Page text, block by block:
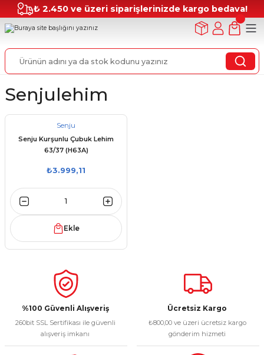
₺ 2.450 ve üzeri siparişlerinizde kargo bedava!
Senjulehim
Senju
Senju Kurşunlu Çubuk Lehim
63/37 (H63A)
₺3.999,11
Ekle
%100 Güvenli Alışveriş
260bit SSL Sertifikası ile güvenli
alışveriş imkanı
Ücretsiz Kargo
₺800,00 ve üzeri ücretsiz kargo
gönderim hizmeti